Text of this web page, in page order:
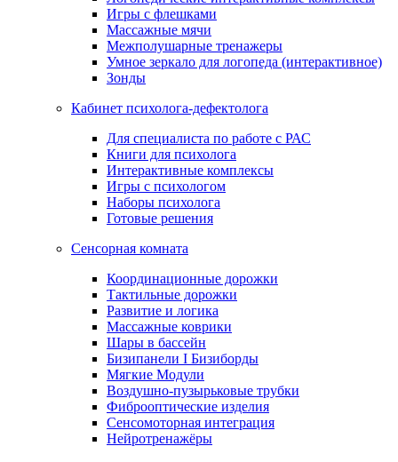
Игры с флешками
Массажные мячи
Межполушарные тренажеры
Умное зеркало для логопеда (интерактивное)
Зонды
Кабинет психолога-дефектолога
Для специалиста по работе с РАС
Книги для психолога
Интерактивные комплексы
Игры с психологом
Наборы психолога
Готовые решения
Сенсорная комната
Координационные дорожки
Тактильные дорожки
Развитие и логика
Массажные коврики
Шары в бассейн
Бизипанели I Бизиборды
Мягкие Модули
Воздушно-пузырьковые трубки
Фиброоптические изделия
Сенсомоторная интеграция
Нейротренажёры